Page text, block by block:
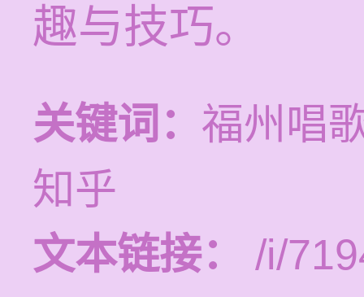
趣与技巧。
关键词： 福州唱
知乎
文本链接：
/i/